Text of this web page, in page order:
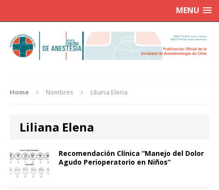
MENU
Home Nombres Liliana Elena
Liliana Elena
Recomendación Clínica “Manejo del Dolor
Agudo Perioperatorio en Niños”